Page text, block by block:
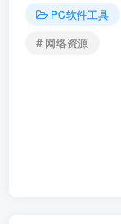
PC软件工具
# 网络资源